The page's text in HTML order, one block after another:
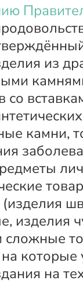
из
со
камни,
изделия
сложные
которые
на